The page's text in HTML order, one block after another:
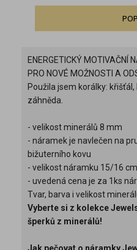
ENERGETICKÝ MOTIVAČNÍ
PRO NOVÉ MOŽNOSTI A
Použila jsem korálky:
záhněda.
- velikost minerálů 8 mm
- náramek je navlečen na
bižuterního kovu
- velikost náramku 15/16 cm
- uvedená cena je za 1ks
Tvar, barva i velikost
Vyberte si z kolekce
šperků z minerálů!